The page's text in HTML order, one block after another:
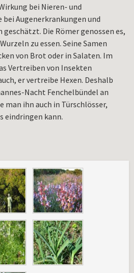
bei Nieren- und
bei Augenerkrankungen und
Die Römer genossen es,
zu essen. Seine Samen
von Brot oder in Salaten. Im
Vertreiben von Insekten
er vertreibe Hexen. Deshalb
Nacht Fenchelbündel an
man ihn auch in Türschlösser,
eindringen kann.